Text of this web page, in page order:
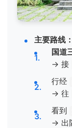
主要路线：
国道
→ 接
行经
→ 往
看到
→ 出